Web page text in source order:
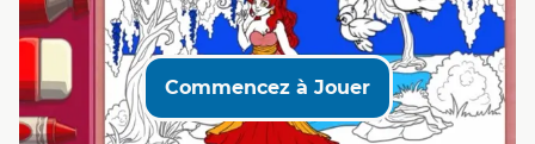
Commencez à Jouer